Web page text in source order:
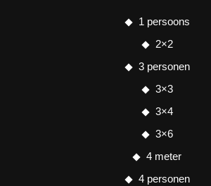
1 persoons
2×2
3 personen
3×3
3×4
3×6
4 meter
4 personen